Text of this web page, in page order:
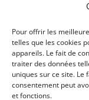
Pour offrir les
telles que les cookies
appareils. Le fait de
traiter des données
uniques sur ce site.
consentement peut
et fonctions.
Saint-Chaptes
06 95 15 00